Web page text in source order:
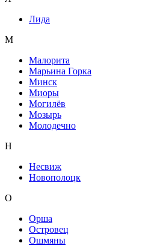
Лида
М
Малорита
Марьина Горка
Минск
Миоры
Могилёв
Мозырь
Молодечно
Н
Несвиж
Новополоцк
О
Орша
Островец
Ошмяны